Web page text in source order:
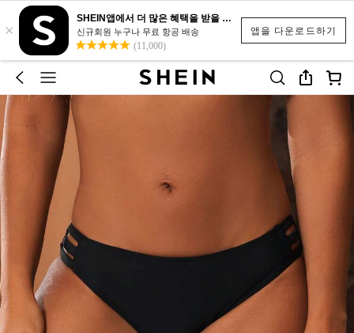
앱을 다운로드하기
×
SHEIN앱에서 더 많은 혜택을 받을 수 있어요.
신규회원 누구나 무료 항공 배송
(11,000)